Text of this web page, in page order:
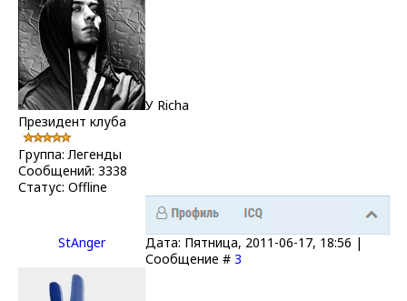
Президент клуба
Группа: Легенды
Сообщений: 3338
Статус: Offline
У Richa
StAnger
Дата: Пятница, 2011-06-17, 18:56 |
Сообщение # 3